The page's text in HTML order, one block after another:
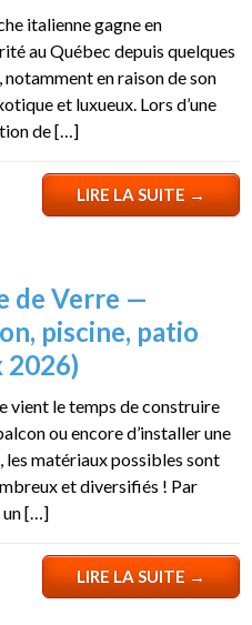
italienne gagne en
au Québec depuis quelques
notamment en raison de son
et luxueux. Lors d’une
de […]
LIRE LA SUITE→
de Verre —
piscine, patio
2026)
vient le temps de construire
ou encore d’installer une
les matériaux possibles sont
et diversifiés ! Par
un […]
LIRE LA SUITE→